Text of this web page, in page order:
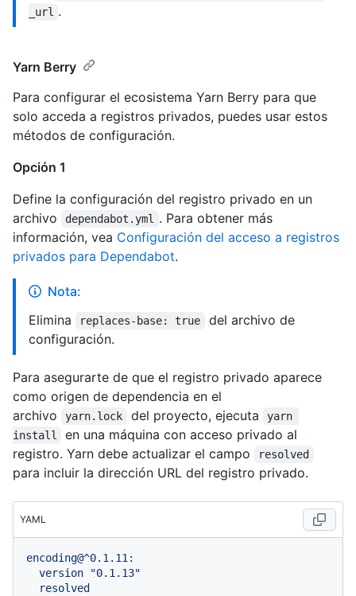
_url .
Yarn Berry
Para configurar el ecosistema Yarn Berry para que
solo acceda a registros privados, puedes usar estos
métodos de configuración.
Opción 1
Define la configuración del registro privado en un
archivo
dependabot.yml
. Para obtener más
información, vea Configuración del acceso a registros
privados para Dependabot.
Nota:
Elimina
replaces-base: true
del archivo de
configuración.
Para asegurarte de que el registro privado aparece
como origen de dependencia en el
archivo
yarn.lock del proyecto, ejecuta
yarn
install
en una máquina con acceso privado al
registro. Yarn debe actualizar el campo
resolved
para incluir la dirección URL del registro privado.
YAML
encoding@^0.1.11:
version
"0.1.13"
resolved